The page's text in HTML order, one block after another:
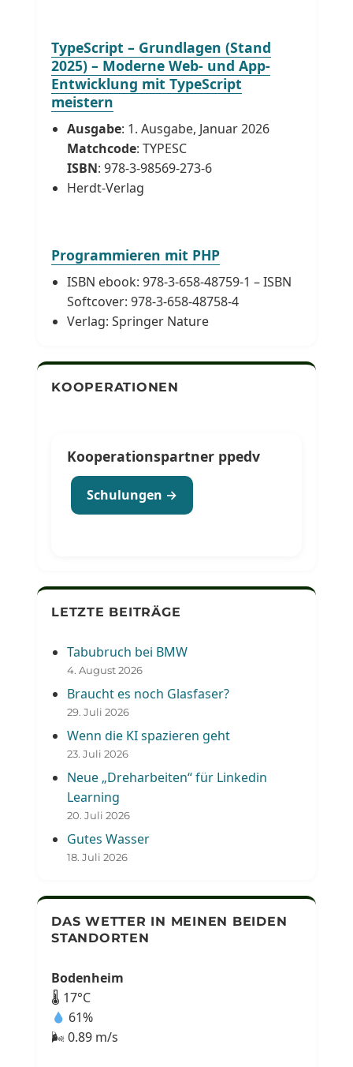
TypeScript – Grundlagen (Stand
2025) – Moderne Web- und App-
Entwicklung mit TypeScript
meistern
Ausgabe: 1. Ausgabe, Januar 2026
Matchcode: TYPESC
ISBN: 978-3-98569-273-6
Herdt-Verlag
Programmieren mit PHP
ISBN ebook: 978-3-658-48759-1 – ISBN
Softcover: 978-3-658-48758-4
Verlag: Springer Nature
KOOPERATIONEN
Kooperationspartner ppedv
Schulungen →
LETZTE BEITRÄGE
Tabubruch bei BMW
4. August 2026
Braucht es noch Glasfaser?
29. Juli 2026
Wenn die KI spazieren geht
23. Juli 2026
Neue „Dreharbeiten“ für Linkedin
Learning
20. Juli 2026
Gutes Wasser
18. Juli 2026
DAS WETTER IN MEINEN BEIDEN
STANDORTEN
Bodenheim
🌡 17°C
61%
🌬 0.89 m/s